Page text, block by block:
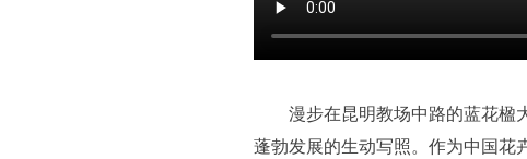
漫步在昆明教场中路的蓝花楹
蓬勃发展的生动写照。作为中国花